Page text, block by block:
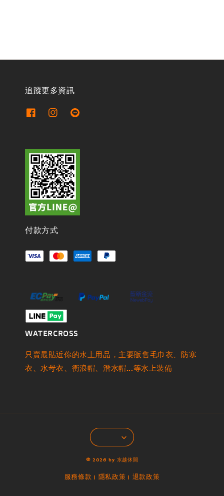
追蹤更多資訊
付款方式
WATERCROSS
只賣最貼近你的水上用品，主要販售毛巾衣、防寒
衣、水母衣、衝浪帽、潛水帽...等水上裝備
© 2026 by 水越休閒
服務條款 | 隱私政策 | 退款政策